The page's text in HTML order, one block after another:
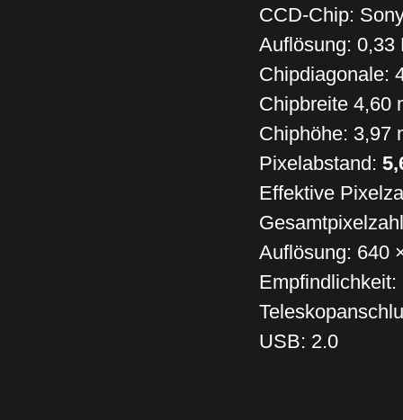
CCD-Chip:
Auflösung: 0,33
Chipdiagonale:
Chipbreite 4,60
Chiphöhe: 3,97
Pixelabstand:
Effektive
Auflösung: 640
Empfindlichkeit:
USB: 2.0